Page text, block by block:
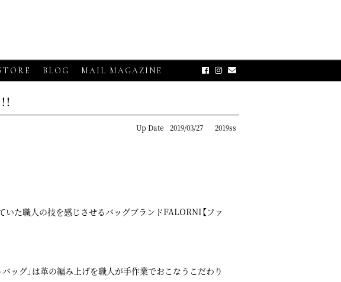
BLOG MAIL MAGAZINE
Up Date 2019/03/27 2019ss
た職人の技を感じさせるバッグブランドFALORNI【ファ
ッグ」は革の編み上げを職人が手作業でおこなうこだわり
2026・06・18 CLOSE-UP